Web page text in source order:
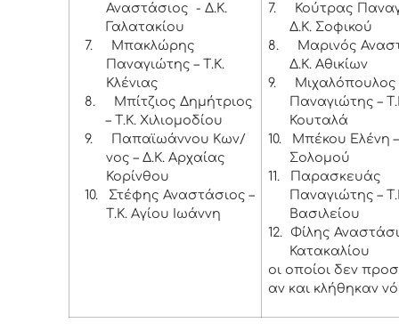
Αναστάσιος - Δ.Κ.
Γαλατακίου
7.
Μπακλώρης
Παναγιώτης – Τ.Κ.
Κλένιας
8.
Μπίτζιος Δημήτριος
– Τ.Κ. Χιλιομοδίου
9.
Παπαϊωάννου Κων/
νος – Δ.Κ. Αρχαίας
Κορίνθου
10.
Στέφης Αναστάσιος –
Τ.Κ. Αγίου Ιωάννη
7.
Κούτρας
Δ.Κ. Σοφικού
8.
Μαρινός
Δ.Κ. Αθικίων
9.
Μιχαλόπουλος
Παναγιώτης –
Κουταλά
10.
Μπέκου Ελένη
Σολομού
11.
Παρασκευάς
Παναγιώτης –
Βασιλείου
12. Φίλης
Κατακαλίου
οι οποίοι δεν
αν και κλήθηκαν